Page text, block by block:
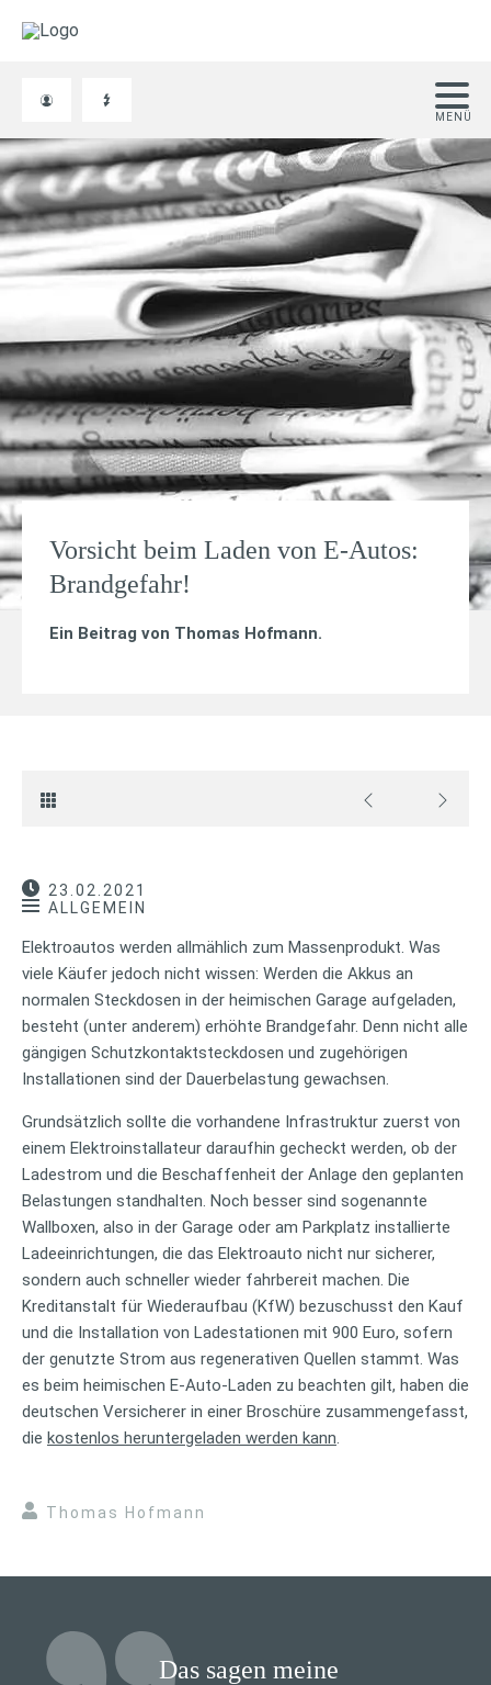
Vorsicht beim Laden von E-Autos:
Brandgefahr!
Ein Beitrag von Thomas Hofmann.
23.02.2021
ALLGEMEIN
Elektroautos werden allmählich zum Massenprodukt. Was
viele Käufer jedoch nicht wissen: Werden die Akkus an
normalen Steckdosen in der heimischen Garage aufgeladen,
besteht (unter anderem) erhöhte Brandgefahr. Denn nicht alle
gängigen Schutzkontaktsteckdosen und zugehörigen
Installationen sind der Dauerbelastung gewachsen.
Grundsätzlich sollte die vorhandene Infrastruktur zuerst von
einem Elektroinstallateur daraufhin gecheckt werden, ob der
Ladestrom und die Beschaffenheit der Anlage den geplanten
Belastungen standhalten. Noch besser sind sogenannte
Wallboxen, also in der Garage oder am Parkplatz installierte
Ladeeinrichtungen, die das Elektroauto nicht nur sicherer,
sondern auch schneller wieder fahrbereit machen. Die
Kreditanstalt für Wiederaufbau (KfW) bezuschusst den Kauf
und die Installation von Ladestationen mit 900 Euro, sofern
der genutzte Strom aus regenerativen Quellen stammt. Was
es beim heimischen E-Auto-Laden zu beachten gilt, haben die
deutschen Versicherer in einer Broschüre zusammengefasst,
die kostenlos heruntergeladen werden kann.
Thomas Hofmann
Das sagen meine